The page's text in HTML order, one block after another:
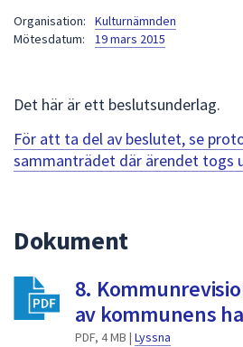
Organisation:
Kulturnämnden
Mötesdatum:
19 mars 2015
Det här är ett beslutsunderlag.
För att ta del av beslutet, se
sammanträdet där ärendet togs
Dokument
8.
av kommunens
PDF, 4 MB | Lyssna